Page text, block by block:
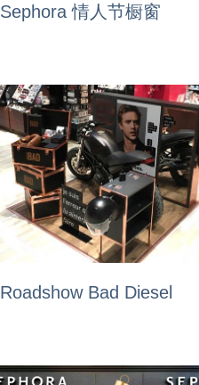
Sephora 情人节橱窗
Roadshow Bad Diesel